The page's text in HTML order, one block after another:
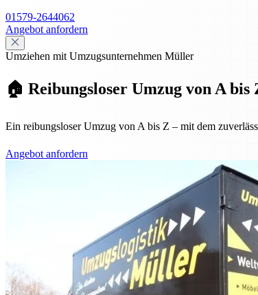
01579-2644062
Angebot anfordern
Umziehen mit Umzugsunternehmen Müller
🏠 Reibungsloser Umzug von A
Ein reibungsloser Umzug von A bis Z – mit dem
Angebot anfordern